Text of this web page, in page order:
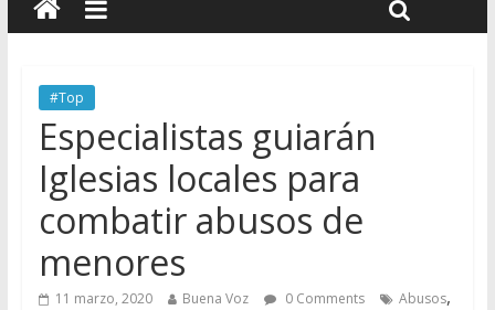
#Top
Especialistas guiarán
Iglesias locales para
combatir abusos de
menores
11 marzo, 2020 Buena Voz 0 Comments Abusos,